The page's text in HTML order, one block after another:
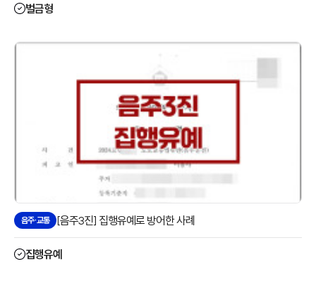
벌금형
음주·교통 [음주3진] 집행유예로 방어한 사례
집행유예